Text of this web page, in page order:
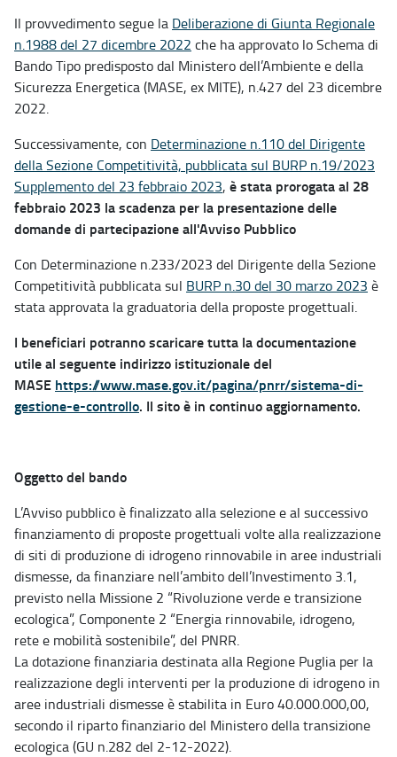
Il provvedimento segue la Deliberazione di Giunta Regionale
n.1988 del 27 dicembre 2022 che ha approvato lo Schema di
Bando Tipo predisposto dal Ministero dell’Ambiente e della
Sicurezza Energetica (MASE, ex MITE), n.427 del 23 dicembre
2022.
Successivamente, con Determinazione n.110 del Dirigente
della Sezione Competitività, pubblicata sul BURP n.19/2023
Supplemento del 23 febbraio 2023, è stata prorogata al 28
febbraio 2023 la scadenza per la presentazione delle
domande di partecipazione all'Avviso Pubblico
Con Determinazione n.233/2023 del Dirigente della Sezione
Competitività pubblicata sul BURP n.30 del 30 marzo 2023 è
stata approvata la graduatoria della proposte progettuali.
I beneficiari potranno scaricare tutta la documentazione
utile al seguente indirizzo istituzionale del
MASE https://www.mase.gov.it/pagina/pnrr/sistema-di-
gestione-e-controllo. Il sito è in continuo aggiornamento.
Oggetto del bando
L’Avviso pubblico è finalizzato alla selezione e al successivo
finanziamento di proposte progettuali volte alla realizzazione
di siti di produzione di idrogeno rinnovabile in aree industriali
dismesse, da finanziare nell’ambito dell’Investimento 3.1,
previsto nella Missione 2 “Rivoluzione verde e transizione
ecologica”, Componente 2 “Energia rinnovabile, idrogeno,
rete e mobilità sostenibile”, del PNRR.
La dotazione finanziaria destinata alla Regione Puglia per la
realizzazione degli interventi per la produzione di idrogeno in
aree industriali dismesse è stabilita in Euro 40.000.000,00,
secondo il riparto finanziario del Ministero della transizione
ecologica (GU n.282 del 2-12-2022).